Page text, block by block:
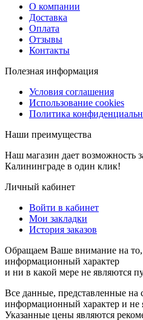
О компании
Доставка
Оплата
Отзывы
Контакты
Полезная информация
Условия соглашения
Использование cookies
Политика
Наши преимущества
Наш магазин дает возможность
Калининграде в один клик!
Личный кабинет
Войти в кабинет
Мои закладки
История заказов
Обращаем Ваше внимание на то,
информационный характер
и ни в какой мере не являются
Все данные, представленные на
информационный характер и
Указанные цены являются